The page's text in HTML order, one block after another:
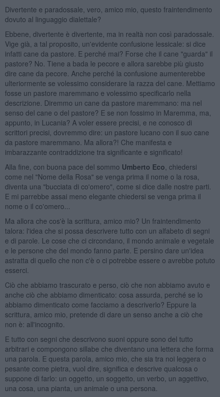
Divertente e paradossale, vero, amico mio, questo fraintendimento
dovuto al linguaggio dialettale?
Ebbene, divertente è divertente, ma in realtà non così paradossale.
Vige già, a tal proposito, un'evidente confusione lessicale: si dice
infatti cane da pastore. E perché mai? Forse che il cane "guarda" il
pastore? No. Tiene a bada le pecore e allora sarebbe più giusto
dire cane da pecore. Anche perché la confusione aumenterebbe
ulteriormente se volessimo considerare la razza del cane. Mettiamo
fosse un pastore maremmano e volessimo specificarlo nella
descrizione. Diremmo un cane da pastore maremmano: ma nel
senso del cane o del pastore? E se non fossimo in Maremma, ma,
appunto, in Lucania? A voler essere precisi, e ne conosco di
scrittori precisi, dovremmo dire: un pastore lucano con il suo cane
da pastore maremmano. Ma allora?! Che manifesta e
imbarazzante contraddizione tra significante e significato!
Alla fine, con buona pace del sommo Umberto Eco , chiedersi
come nel "Nome della Rosa" se venga prima il nome o la rosa,
diventa una "bucciata di co'omero", come si dice dalle nostre parti.
E mi parrebbe assai meno elegante chiedersi se venga prima il
nome o il co'omero...
Ma allora che cos'è la scrittura, amico mio? Un fraintendimento
talora: l'idea che si possa descrivere tutto con un alfabeto di segni
e di parole. Le cose che ci circondano, il mondo animale e vegetale
e le persone che del mondo fanno parte. E persino dare un'idea
astratta di quello che non c'è o ci potrebbe essere o avrebbe potuto
esserci.
Ciò che abbiamo trascurato e perso, ciò che non abbiamo avuto e
anche ciò che abbiamo dimenticato: cosa assurda, perché se lo
abbiamo dimenticato come facciamo a descriverlo? Eppure la
scrittura, amico mio, pretende di dare un senso anche a ciò che
non è: all'incognito.
E tutto con segni che descrivono suoni oppure sono del tutto
arbitrari e compongono sillabe che diventano una lettera che forma
una parola. E questa parola, amico mio, che sia tra noi leggera o
pesante come pietra, vuol dire, significa e descrive qualcosa o
suppone di farlo: un oggetto, un soggetto, un verbo, un aggettivo,
una cosa, una pianta, un animale o una persona.